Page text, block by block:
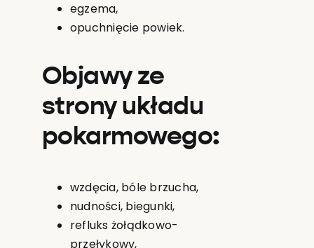
egzema,
opuchnięcie powiek.
Objawy ze
strony układu
pokarmowego:
wzdęcia, bóle brzucha,
nudności, biegunki,
refluks żołądkowo-
przełykowy,